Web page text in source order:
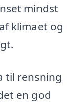
mindst
klimaet og
til rensning
en god